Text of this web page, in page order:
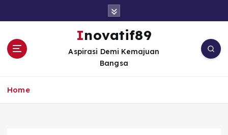
Inovatif89
Aspirasi Demi Kemajuan
Bangsa
Home